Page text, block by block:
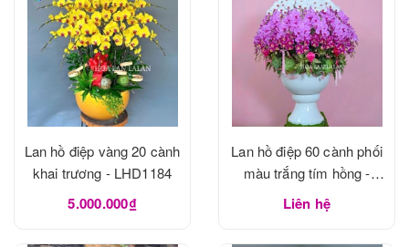
Lan hồ điệp vàng 20 cành
khai trương - LHD1184
5.000.000₫
Lan hồ điệp 60 cành phối
màu trắng tím hồng -
LHD1183
Liên hệ